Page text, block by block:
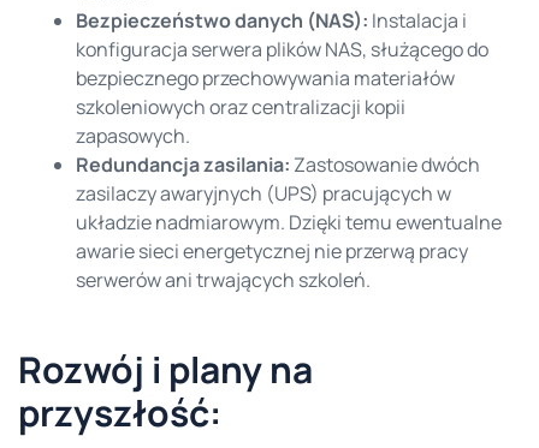
Bezpieczeństwo danych (NAS): Instalacja i
konfiguracja serwera plików NAS, służącego do
bezpiecznego przechowywania materiałów
szkoleniowych oraz centralizacji kopii
zapasowych.
Redundancja zasilania: Zastosowanie dwóch
zasilaczy awaryjnych (UPS) pracujących w
układzie nadmiarowym. Dzięki temu ewentualne
awarie sieci energetycznej nie przerwą pracy
serwerów ani trwających szkoleń.
Rozwój i plany na
przyszłość: